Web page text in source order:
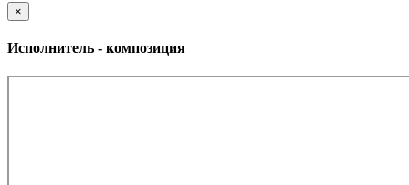
×
Исполнитель - композиция